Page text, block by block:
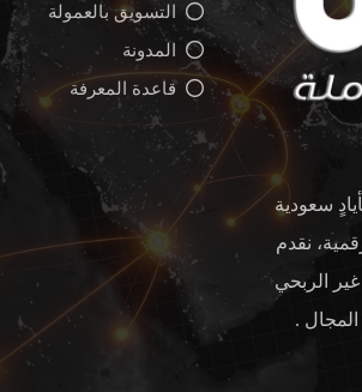
سعودية
نقدم
الربحي
.
التسويق بالعمولة
المدونة
قاعدة المعرفة